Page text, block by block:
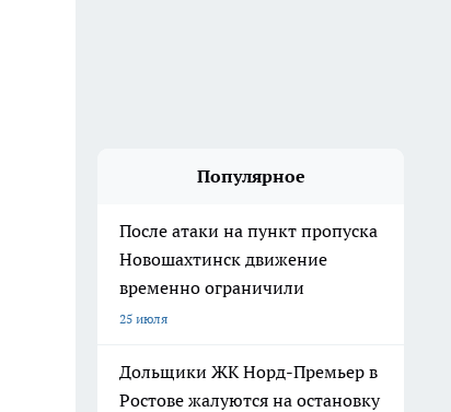
Популярное
После атаки на пункт пропуска
Новошахтинск движение
временно ограничили
25 июля
Дольщики ЖК Норд-Премьер в
Ростове жалуются на остановку